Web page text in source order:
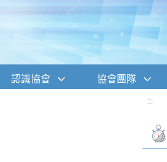
移至網頁之主要內容區位置
認識協會 協會團隊
:::